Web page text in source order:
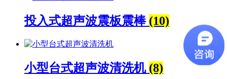
投入式超声波震板震棒 (10)
小型台式超声波清洗机 (8)